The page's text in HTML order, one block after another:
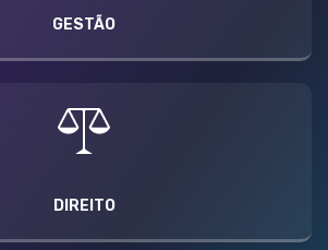
GESTÃO
DIREITO